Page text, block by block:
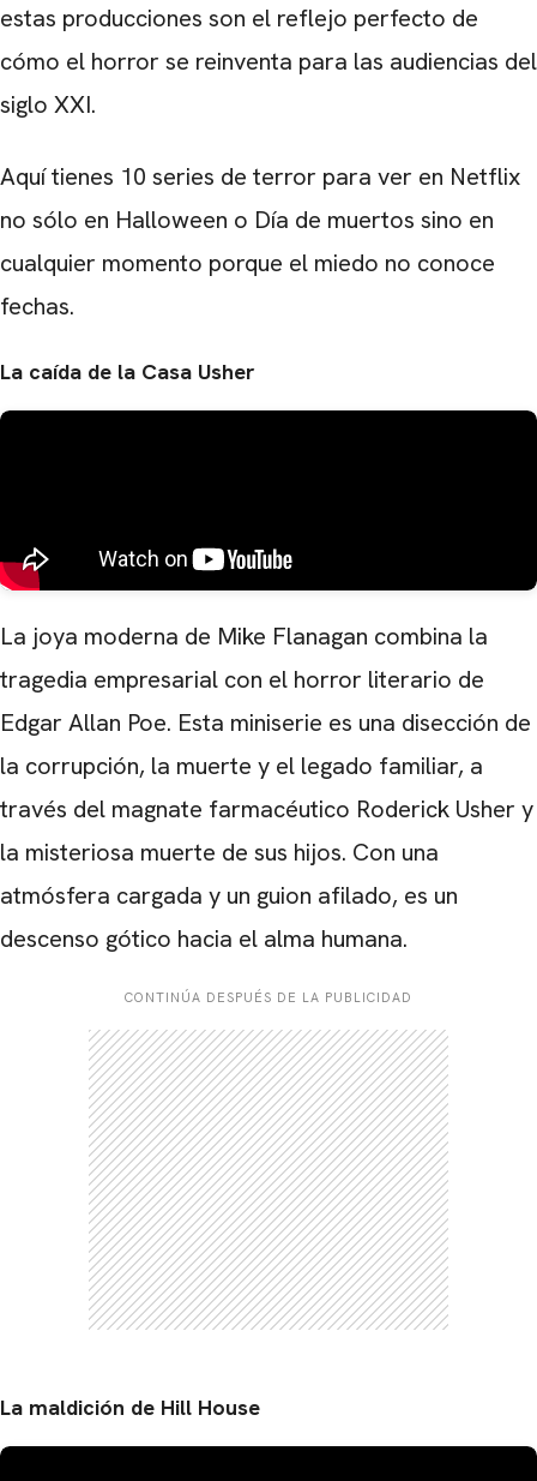
estas producciones son el reflejo perfecto de
cómo el horror se reinventa para las audiencias del
siglo XXI.
Aquí tienes 10 series de terror para ver en Netflix
no sólo en Halloween o Día de muertos sino en
cualquier momento porque el miedo no conoce
fechas.
La caída de la Casa Usher
La joya moderna de Mike Flanagan combina la
tragedia empresarial con el horror literario de
Edgar Allan Poe. Esta miniserie es una disección de
la corrupción, la muerte y el legado familiar, a
través del magnate farmacéutico Roderick Usher y
la misteriosa muerte de sus hijos. Con una
atmósfera cargada y un guion afilado, es un
descenso gótico hacia el alma humana.
CONTINÚA DESPUÉS DE LA PUBLICIDAD
La maldición de Hill House